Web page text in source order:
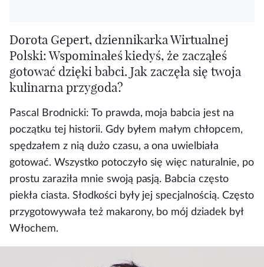
Dorota Gepert, dziennikarka Wirtualnej
Polski: Wspominałeś kiedyś, że zacząłeś
gotować dzięki babci. Jak zaczęła się twoja
kulinarna przygoda?
Pascal Brodnicki: To prawda, moja babcia jest na
początku tej historii. Gdy byłem małym chłopcem,
spędzałem z nią dużo czasu, a ona uwielbiała
gotować. Wszystko potoczyło się więc naturalnie, po
prostu zaraziła mnie swoją pasją. Babcia często
piekła ciasta. Słodkości były jej specjalnością. Często
przygotowywała też makarony, bo mój dziadek był
Włochem.